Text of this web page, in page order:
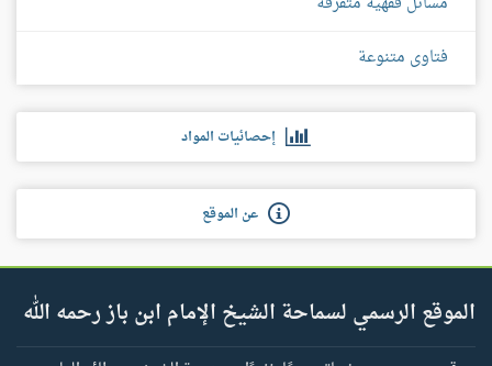
فتاوى متنوعة
إحصائيات المواد
عن الموقع
الموقع الرسمي لسماحة الشيخ الإمام ابن باز رحمه الله